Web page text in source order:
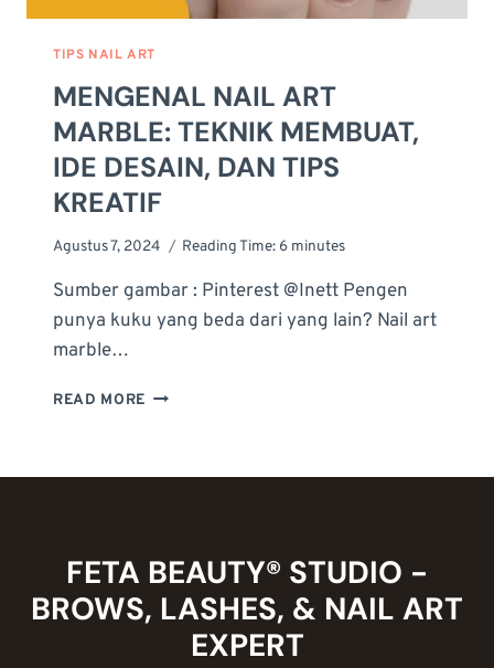
TIPS NAIL ART
MENGENAL NAIL ART
MARBLE: TEKNIK MEMBUAT,
IDE DESAIN, DAN TIPS
KREATIF
Agustus 7, 2024 Reading Time: 6 minutes
Sumber gambar : Pinterest @Inett Pengen
punya kuku yang beda dari yang lain? Nail art
marble…
READ MORE MENGENAL
DESAIN,
DAN
TIPS
KREATIF
FETA BEAUTY® STUDIO -
BROWS, LASHES, & NAIL ART
EXPERT